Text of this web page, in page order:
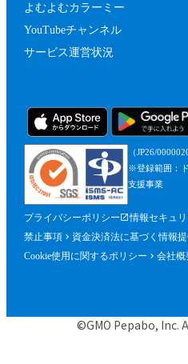
よむよむカラーミー
YouTubeチャンネル
サービス運営状況
（JP26/
※登録範囲：
支援事業
プライバシーポリシー 情報セキュ
禁止事項
資金決済法に基づく情報
Cookie使用に関するポリシー
会社概
©GMO Pepabo, Inc.